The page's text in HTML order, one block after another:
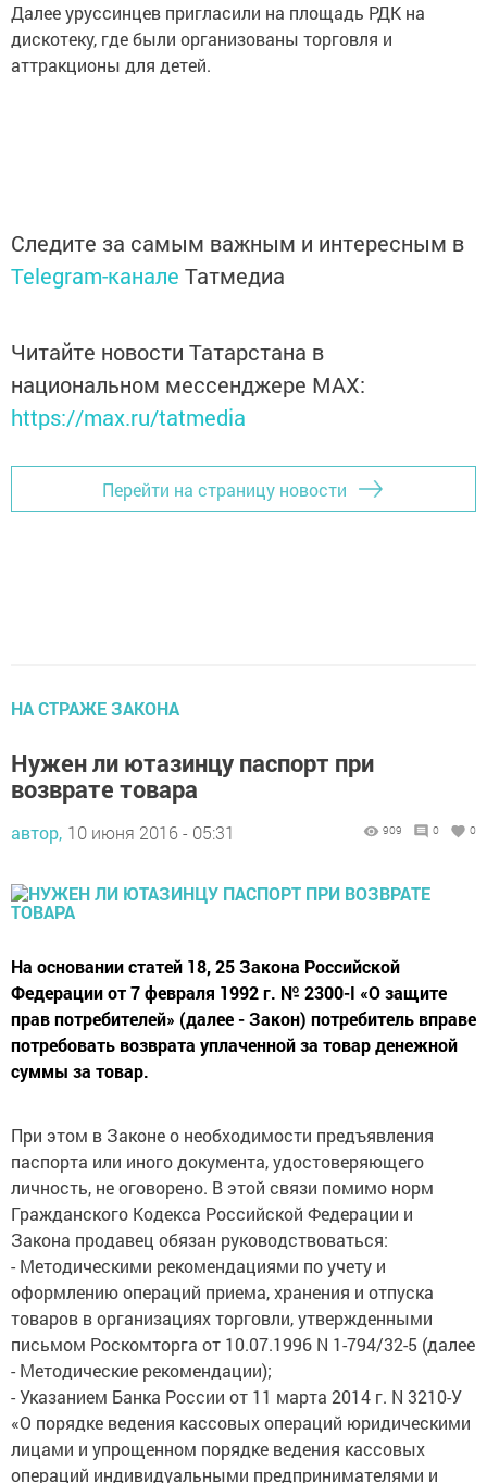
Далее уруссинцев пригласили на площадь РДК на
дискотеку, где были организованы торговля и
аттракционы для детей.
Следите за самым важным и интересным в
Telegram-канале Татмедиа
Читайте новости Татарстана в
национальном мессенджере MАХ:
https://max.ru/tatmedia
Перейти на страницу новости
НА СТРАЖЕ ЗАКОНА
Нужен ли ютазинцу паспорт при
возврате товара
автор, 10 июня 2016 - 05:31 909 0 0
На основании статей 18, 25 Закона Российской
Федерации от 7 февраля 1992 г. № 2300-I «О защите
прав потребителей» (далее - Закон) потребитель вправе
потребовать возврата уплаченной за товар денежной
суммы за товар.
При этом в Законе о необходимости предъявления
паспорта или иного документа, удостоверяющего
личность, не оговорено. В этой связи помимо норм
Гражданского Кодекса Российской Федерации и
Закона продавец обязан руководствоваться:
- Методическими рекомендациями по учету и
оформлению операций приема, хранения и отпуска
товаров в организациях торговли, утвержденными
письмом Роскомторга от 10.07.1996 N 1-794/32-5 (далее
- Методические рекомендации);
- Указанием Банка России от 11 марта 2014 г. N 3210-У
«О порядке ведения кассовых операций юридическими
лицами и упрощенном порядке ведения кассовых
операций индивидуальными предпринимателями и